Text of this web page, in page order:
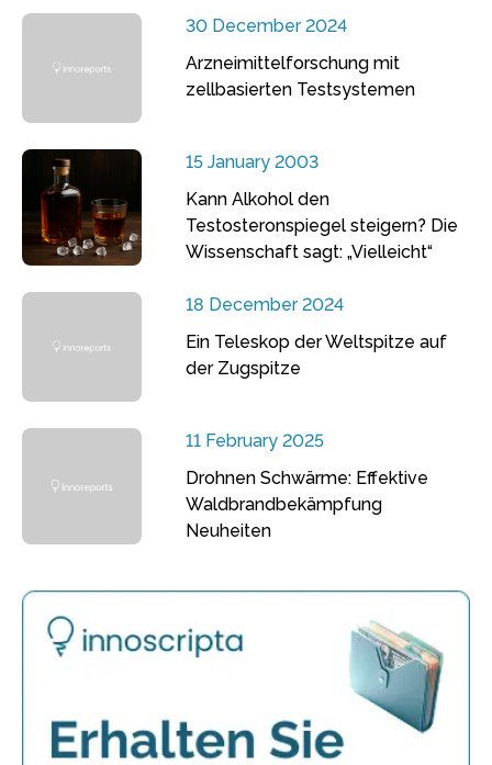
30 December 2024
Arzneimittelforschung mit
zellbasierten Testsystemen
15 January 2003
Kann Alkohol den
Testosteronspiegel steigern? Die
Wissenschaft sagt: „Vielleicht“
18 December 2024
Ein Teleskop der Weltspitze auf
der Zugspitze
11 February 2025
Drohnen Schwärme: Effektive
Waldbrandbekämpfung
Neuheiten